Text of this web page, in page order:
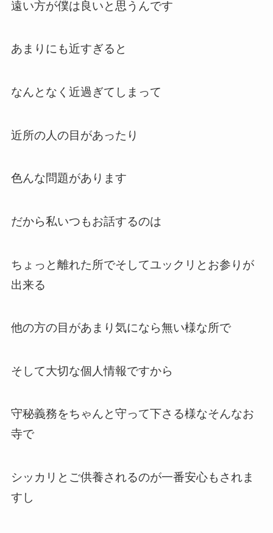
遠い方が僕は良いと思うんです
あまりにも近すぎると
なんとなく近過ぎてしまって
近所の人の目があったり
色んな問題があります
だから私いつもお話するのは
ちょっと離れた所でそしてユックリとお参りが
出来る
他の方の目があまり気になら無い様な所で
そして大切な個人情報ですから
守秘義務をちゃんと守って下さる様なそんなお
寺で
シッカリとご供養されるのが一番安心もされま
すし